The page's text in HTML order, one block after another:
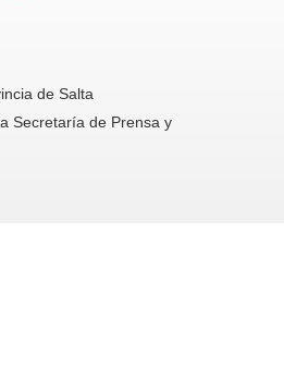
de Salta
Secretaría de Prensa y